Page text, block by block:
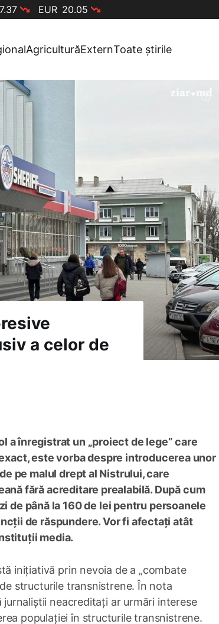
EUR 20.05
AgriculturăExternToate știrile
a celor de
a înregistrat un „proiect de lege” care
este vorba despre introducerea unor
pe malul drept al Nistrului, care
fără acreditare prealabilă. După cum
de până la 160 de lei pentru persoanele
de răspundere. Vor fi afectați atât
media.
inițiativă prin nevoia de a „combate
structurile transnistrene. În nota
jurnaliștii neacreditați ar urmări interese
populației în structurile transnistrene.